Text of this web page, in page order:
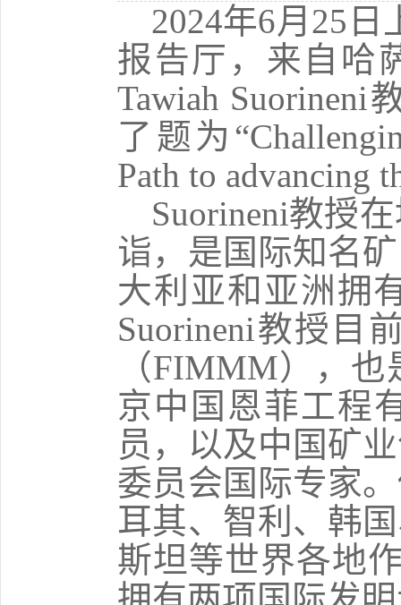
2024年6月 25 日
报告厅，来自哈
Tawiah Suorineni
了题为“
Path to advancing
Suorineni教授
诣，是国际知名
大利亚和亚洲拥
Suorineni教授目
（FIMMM），也
京中国恩菲工程
员，以及中国矿
委员会国际专家
耳其、智利、韩
斯坦等世界各地